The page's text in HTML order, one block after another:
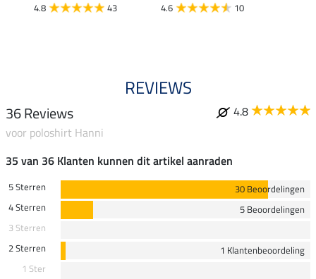
4.8 43 4.6 10
REVIEWS
36 Reviews
4.8
voor poloshirt Hanni
35 van 36 Klanten kunnen dit artikel aanraden
5 Sterren
30 Beoordelingen
4 Sterren
5 Beoordelingen
3 Sterren
2 Sterren
1 Klantenbeoordeling
1 Ster